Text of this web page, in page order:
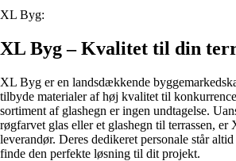
XL Byg:
XL Byg – Kvalitet til din
XL Byg er en landsdækkende
tilbyde materialer af høj kvalitet til
sortiment af glashegn er ingen undtagelse.
røgfarvet glas eller et glashegn til terrassen,
leverandør. Deres dedikeret personale står
finde den perfekte løsning til dit projekt.